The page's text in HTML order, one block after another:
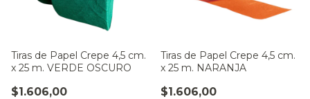
Tiras de Papel Crepe 4,5 cm.
x 25 m. VERDE OSCURO
$1.606,00
Tiras de Papel Crepe 4,5 cm.
x 25 m. NARANJA
$1.606,00